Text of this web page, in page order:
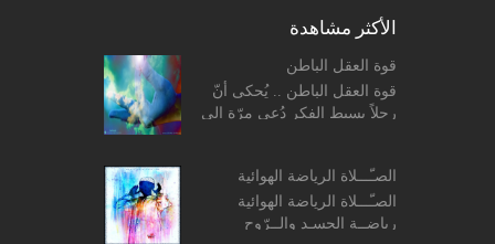
الأكثر مشاهدة
قوة العقل الباطن
قوة العقل الباطن .. يُحكى أنّ
رجلاً بسيط الفكر دُعي مرّة إلى
الرّجل بتنا...
الصـّـــلاة الرياضة الهوائية
الصـّـــلاة الرياضة الهوائية
رياضــة الجسـد والــرّوح